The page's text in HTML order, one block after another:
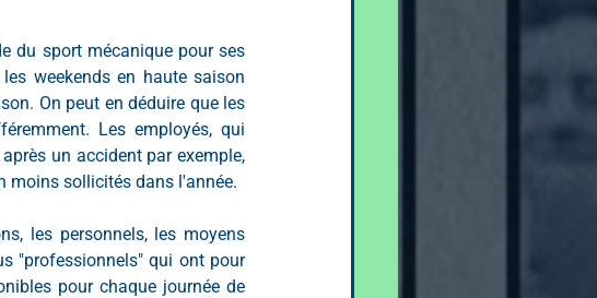
du sport mécanique pour ses
weekends en haute saison
On peut en déduire que les
Les employés, qui
un accident par exemple,
moins sollicités dans l'année.
les personnels, les moyens
"professionnels" qui ont pour
pour chaque journée de